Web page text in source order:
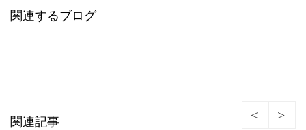
関連するブログ
関連記事